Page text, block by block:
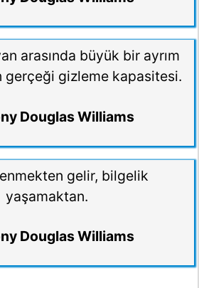
arasında büyük bir ayrım
gerçeği gizleme kapasitesi.
Douglas Williams
gelir, bilgelik
yaşamaktan.
Douglas Williams